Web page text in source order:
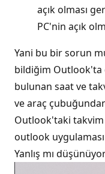
açık olması
PC'nin açık
Yani bu bir sorun
bildiğim
bulunan saat ve
ve araç
Outlook'taki
outlook
Yanlış mı